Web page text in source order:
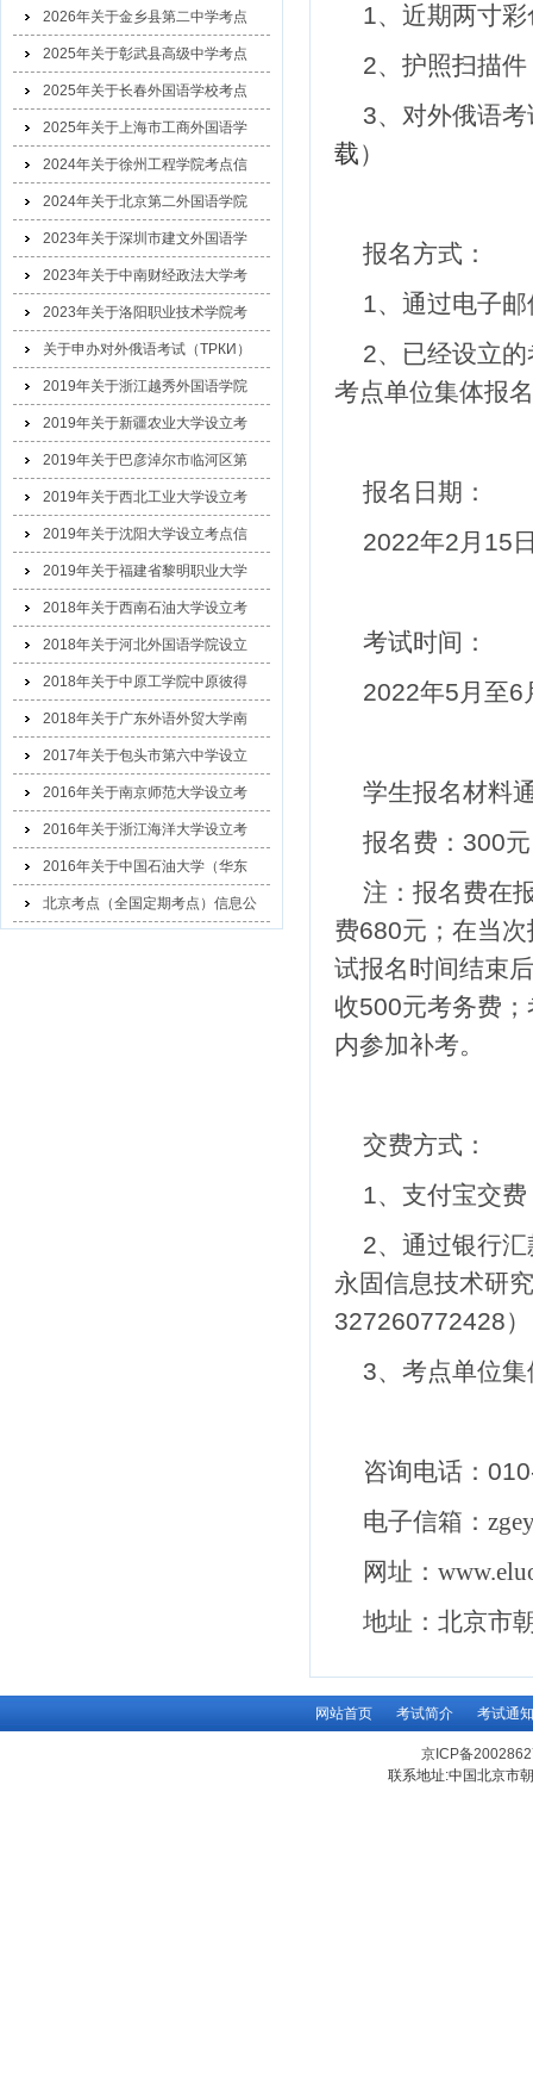
2026年关于金乡县第二中学考点
2025年关于彰武县高级中学考点
2025年关于长春外国语学校考点
2025年关于上海市工商外国语学
2024年关于徐州工程学院考点信
2024年关于北京第二外国语学院
2023年关于深圳市建文外国语学
2023年关于中南财经政法大学考
2023年关于洛阳职业技术学院考
关于申办对外俄语考试（ТРКИ）
2019年关于浙江越秀外国语学院
2019年关于新疆农业大学设立考
2019年关于巴彦淖尔市临河区第
2019年关于西北工业大学设立考
2019年关于沈阳大学设立考点信
2019年关于福建省黎明职业大学
2018年关于西南石油大学设立考
2018年关于河北外国语学院设立
2018年关于中原工学院中原彼得
2018年关于广东外语外贸大学南
2017年关于包头市第六中学设立
2016年关于南京师范大学设立考
2016年关于浙江海洋大学设立考
2016年关于中国石油大学（华东
北京考点（全国定期考点）信息公
1、近期两寸
2、护照扫描
3、对外俄语
载）
报名方式：
1、通过电子邮
2、已经设立
考点单位集体报名
报名日期：
2022年2月15
考试时间：
2022年5月至6
学生报名材料
报名费：300
注：报名费在
费680元；在当
试报名时间结束
收500元考务费
内参加补考。
交费方式：
1、支付宝交费
2、通过银行
永固信息技术研
327260772428）
3、考点单位
咨询电话：
电子信箱 ：
网址：
地址：北京市
网站首页 考试简介 考试通知
京ICP备
联系地址:中国北京市